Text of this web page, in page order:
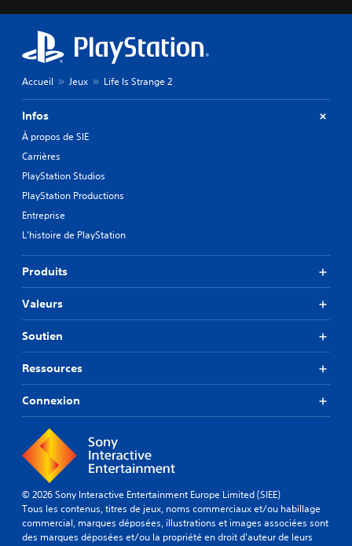
Accueil Jeux Life Is Strange 2
Infos
À propos de SIE
Carrières
PlayStation Studios
PlayStation Productions
Entreprise
L'histoire de PlayStation
Produits
Valeurs
Soutien
Ressources
Connexion
© 2026 Sony Interactive Entertainment Europe Limited (SIEE)
Tous les contenus, titres de jeux, noms commerciaux et/ou habillage
commercial, marques déposées, illustrations et images associées sont
des marques déposées et/ou la propriété en droit d'auteur de leurs